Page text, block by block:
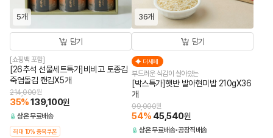
5개
담기
[쇼핑백 포함]
[26추석 선물세트특가]비비고 토종김
죽염돌김 캔김X5개
214,000원
35%139,100원
상온무료배송
최대 10% 중복쿠폰
36개
담기
더세페
부드러운 식감이 살아있는
[박스특가]햇반 발아현미밥 210gX36
개
99,000원
54% 45,540원
상온무료배송 공장직배송